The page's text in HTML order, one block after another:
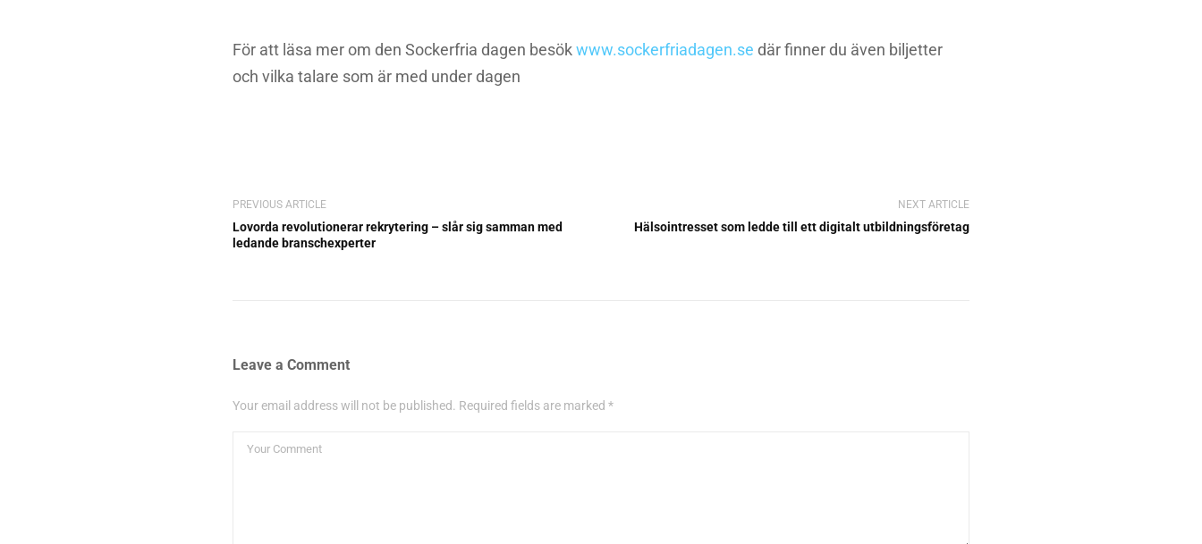
För att läsa mer om den Sockerfria dagen besökwww.sockerfriadagen.se där finner du även biljetter
och vilka talare som är med under dagen
PREVIOUS ARTICLE
Lovorda revolutionerar rekrytering – slår sig samman med
ledande branschexperter
NEXT ARTICLE
Hälsointresset som ledde till ett digitalt utbildningsföretag
Leave a Comment
Your email address will not be published. Required fields are marked *